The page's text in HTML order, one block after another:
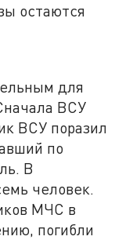
остаются
для
ВСУ
ВСУ поразил
по
В
человек.
МЧС в
погибли